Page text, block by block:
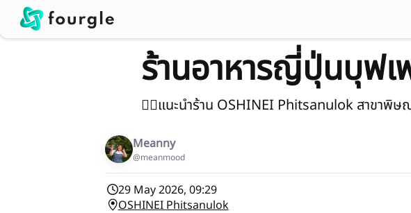
ร้านอาหารญี่ปุ่นบุฟ
👉🏻แนะนำร้าน OSHINEI Phitsanulok สาขาพิษ
Meanny
@meanmood
29 May 2026, 09:29
OSHINEI Phitsanulok